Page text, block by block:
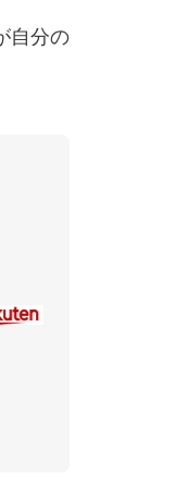
自分の